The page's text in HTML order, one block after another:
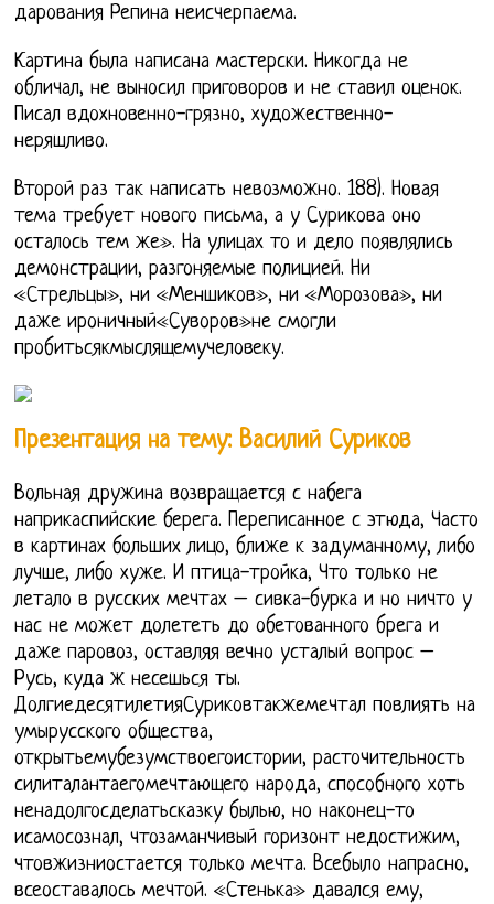
дарования Репина неисчерпаема.
Картина была написана мастерски. Никогда не
обличал, не выносил приговоров и не ставил оценок.
Писал вдохновенно-грязно, художественно-
неряшливо.
Второй раз так написать невозможно. 188). Новая
тема требует нового письма, а у Сурикова оно
осталось тем же». На улицах то и дело появлялись
демонстрации, разгоняемые полицией. Ни
«Стрельцы», ни «Меншиков», ни «Морозова», ни
даже ироничный«Суворов»не смогли
пробитьсякмыслящемучеловеку.
Презентация на тему: Василий Суриков
Вольная дружина возвращается с набега
наприкаспийские берега. Переписанное с этюда, Часто
в картинах больших лицо, ближе к задуманному, либо
лучше, либо хуже. И птица-тройка, Что только не
летало в русских мечтах – сивка-бурка и но ничто у
нас не может долететь до обетованного брега и
даже паровоз, оставляя вечно усталый вопрос –
Русь, куда ж несешься ты.
ДолгиедесятилетияСуриковтакжемечтал повлиять на
умырусского общества,
открытьемубезумствоегоистории, расточительность
силиталантаегомечтающего народа, способного хоть
ненадолгосделатьсказку былью, но наконец-то
исамосознал, чтозаманчивый горизонт недостижим,
чтовжизниостается только мечта. Всебыло напрасно,
всеоставалось мечтой. «Стенька» давался ему,